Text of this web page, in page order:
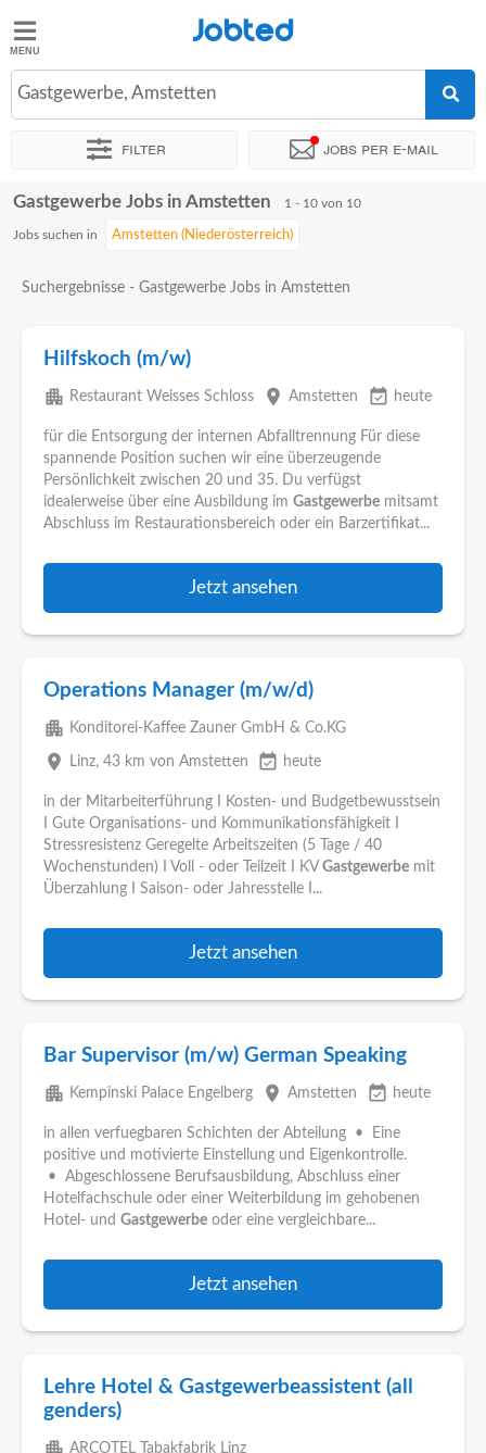
Jobted
Jobs
Jobted
Gastgewerbe, Amstetten
Filter Jobs per e-mail
Sortieren nach Genauer Standort Unternehmen
Gastgewerbe Jobs in Amstetten 1 - 10 von 10
Jobs suchen in
Suchergebnisse - Gastgewerbe Jobs in Amstetten
Hilfskoch (m/w)
apartment Restaurant Weisses Schloss place Amstetten event_available heute
für die Entsorgung der internen Abfalltrennung Für diese
spannende Position suchen wir eine überzeugende
Persönlichkeit zwischen 20 und 35. Du verfügst
idealerweise über eine Ausbildung im Gastgewerbe mitsamt
Abschluss im Restaurationsbereich oder ein Barzertifikat...
Jetzt ansehen
Operations Manager (m/w/d)
apartment Konditorei-Kaffee Zauner GmbH & Co.KG
place Linz, 43 km von Amstetten event_available heute
in der Mitarbeiterführung I Kosten- und Budgetbewusstsein
I Gute Organisations- und Kommunikationsfähigkeit I
Stressresistenz Geregelte Arbeitszeiten (5 Tage / 40
Wochenstunden) I Voll - oder Teilzeit I KV Gastgewerbe mit
Überzahlung I Saison- oder Jahresstelle I...
Jetzt ansehen
Bar Supervisor (m/w) German Speaking
apartment Kempinski Palace Engelberg place Amstetten event_available heute
in allen verfuegbaren Schichten der Abteilung • Eine
positive und motivierte Einstellung und Eigenkontrolle.
• Abgeschlossene Berufsausbildung, Abschluss einer
Hotelfachschule oder einer Weiterbildung im gehobenen
Hotel- und Gastgewerbe oder eine vergleichbare...
Jetzt ansehen
Lehre Hotel & Gastgewerbeassistent (all
genders)
apartment ARCOTEL Tabakfabrik Linz